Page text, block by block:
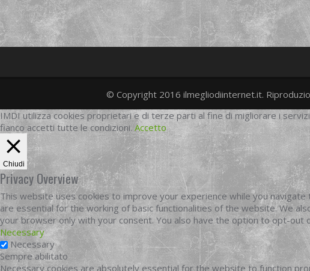
© Copyright 2016 ilmegliodiinternet.it.
IMDI utilizza cookies proprietari e di terze parti al fine di migliorare i
fianco accetti tutte le condizioni. Accetto
Chiudi
Privacy Overview
This website uses cookies to improve your experience while you
are essential for the working of basic functionalities of the website. We
your browser only with your consent. You also have the option to opt-
Necessary
Necessary
Sempre abilitato
Necessary cookies are absolutely essential for the website to function